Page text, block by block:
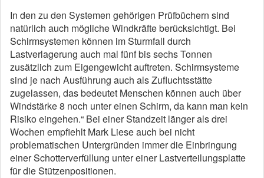
In den zu den Systemen gehörigen Prüfbüchern sind
natürlich auch mögliche Windkräfte berücksichtigt. Bei
Schirmsystemen können im Sturmfall durch
Lastverlagerung auch mal fünf bis sechs Tonnen
zusätzlich zum Eigengewicht auftreten. Schirmsysteme
sind je nach Ausführung auch als Zufluchtsstätte
zugelassen, das bedeutet Menschen können auch über
Windstärke 8 noch unter einen Schirm, da kann man kein
Risiko eingehen.“ Bei einer Standzeit länger als drei
Wochen empfiehlt Mark Liese auch bei nicht
problematischen Untergründen immer die Einbringung
einer Schotterverfüllung unter einer Lastverteilungsplatte
für die Stützenpositionen.